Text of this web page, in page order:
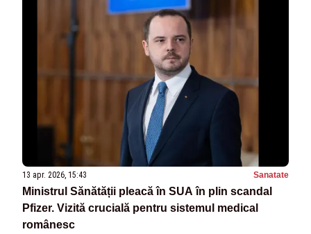
13 apr. 2026, 15:43 Sanatate
Ministrul Sănătății pleacă în SUA în plin scandal
Pfizer. Vizită crucială pentru sistemul medical
românesc